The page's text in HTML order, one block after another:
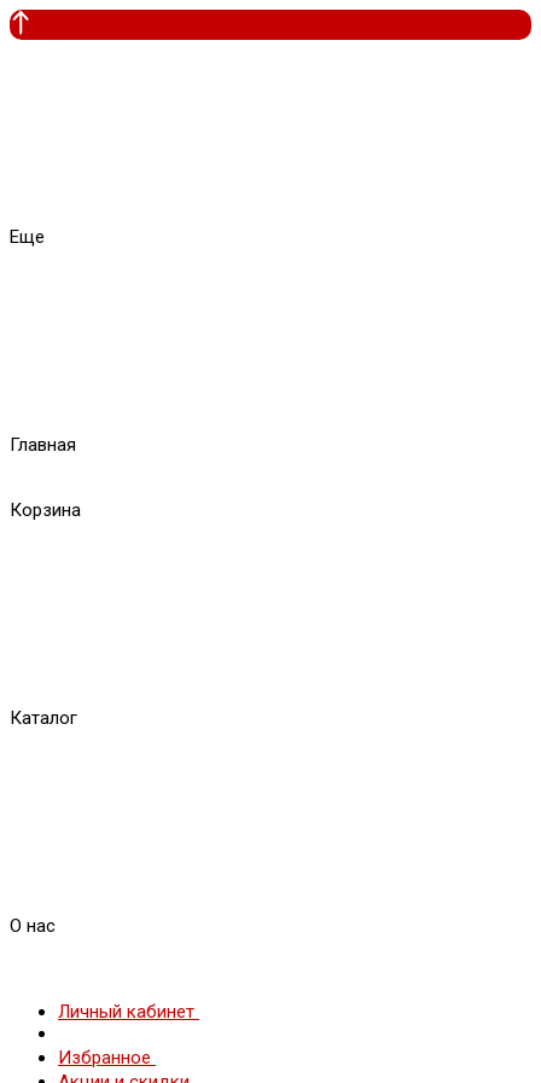
Еще
Главная
Корзина
Каталог
О нас
Личный кабинет
Избранное